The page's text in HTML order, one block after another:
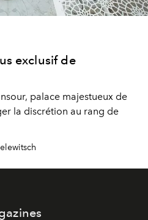
exclusif de
palace majestueux de
la discrétion au rang de